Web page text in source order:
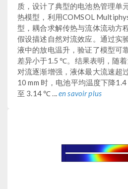
质，设计了典型的电池热管理单
热模型，利用COMSOL
型，耦合求解传热与流体流动方
假设描述自然对流效应。通过实
液中的放电温升，验证了模型可
差异小于1.5 ℃。结果表明，随
对流逐渐增强，液体最大流速超
10 mm 时，电池平均温度下降
至 3.14 ℃ ...en savoir plus